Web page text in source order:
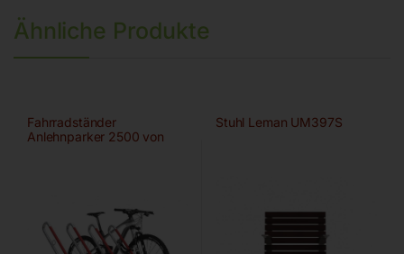
Ähnliche Produkte
Fahrradständer
Anlehnparker 2500 von
Stuhl Leman UM397S